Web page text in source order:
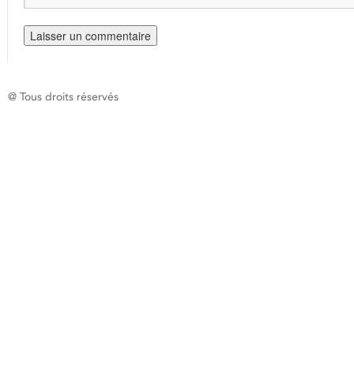
@ Tous droits réservés